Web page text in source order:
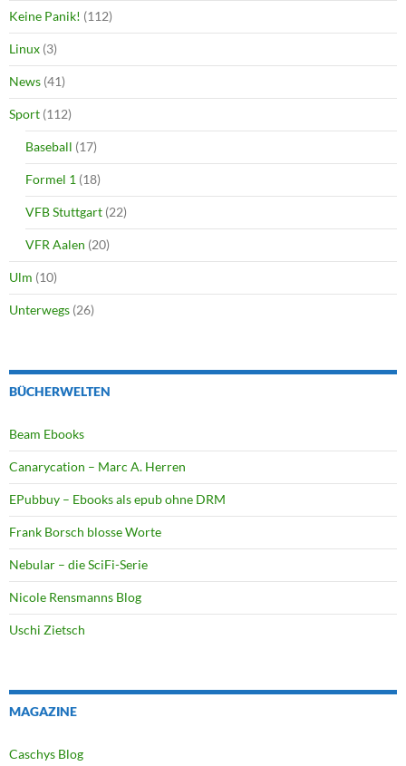
Keine Panik! (112)
Linux (3)
News (41)
Sport (112)
Baseball (17)
Formel 1 (18)
VFB Stuttgart (22)
VFR Aalen (20)
Ulm (10)
Unterwegs (26)
BÜCHERWELTEN
Beam Ebooks
Canarycation – Marc A. Herren
EPubbuy – Ebooks als epub ohne DRM
Frank Borsch blosse Worte
Nebular – die SciFi-Serie
Nicole Rensmanns Blog
Uschi Zietsch
MAGAZINE
Caschys Blog